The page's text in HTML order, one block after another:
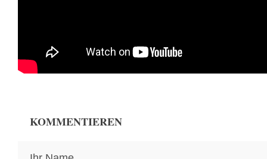
KOMMENTIEREN